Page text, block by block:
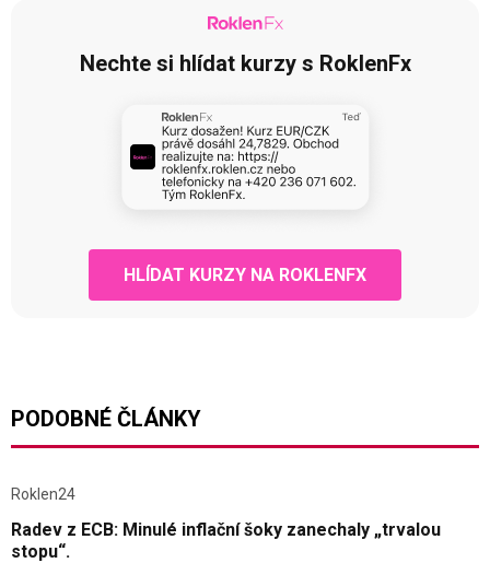
Nechte si hlídat kurzy s RoklenFx
HLÍDAT KURZY NA ROKLENFX
PODOBNÉ ČLÁNKY
Roklen24
Radev z ECB: Minulé inflační šoky zanechaly „trvalou
stopu“.